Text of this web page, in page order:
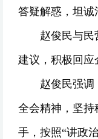
答疑解惑，坦诚
赵俊民与
建议，积极回应
赵俊民强调
全会精神，坚持
手，按照“讲政